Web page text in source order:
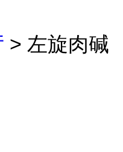
> 左旋肉碱